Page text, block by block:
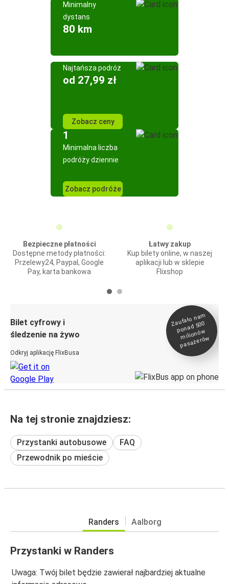
Minimalny
dystans
80 km
Najtańsza podróż
od 27,99 zł
Zobacz ceny
1
Minimalna liczba
podróży dziennie
Zobacz podróże
Bezpieczne płatności
Dostępne metody płatności:
Przelewy24, Paypal, Google
Pay, karta bankowa
Łatwy zakup
Kup bilety online, w naszej
aplikacji lub w sklepie
Flixshop
Bilet cyfrowy i
śledzenie na żywo
Odkryj aplikację FlixBusa
Zaufało na
m
ponad 500
milionó
w
pasażeró
w
Na tej stronie znajdziesz:
Przystanki autobusowe
FAQ
Przewodnik po mieście
Randers Aalborg
Przystanki w Randers
Uwaga: Twój bilet będzie zawierał najbardziej aktualne